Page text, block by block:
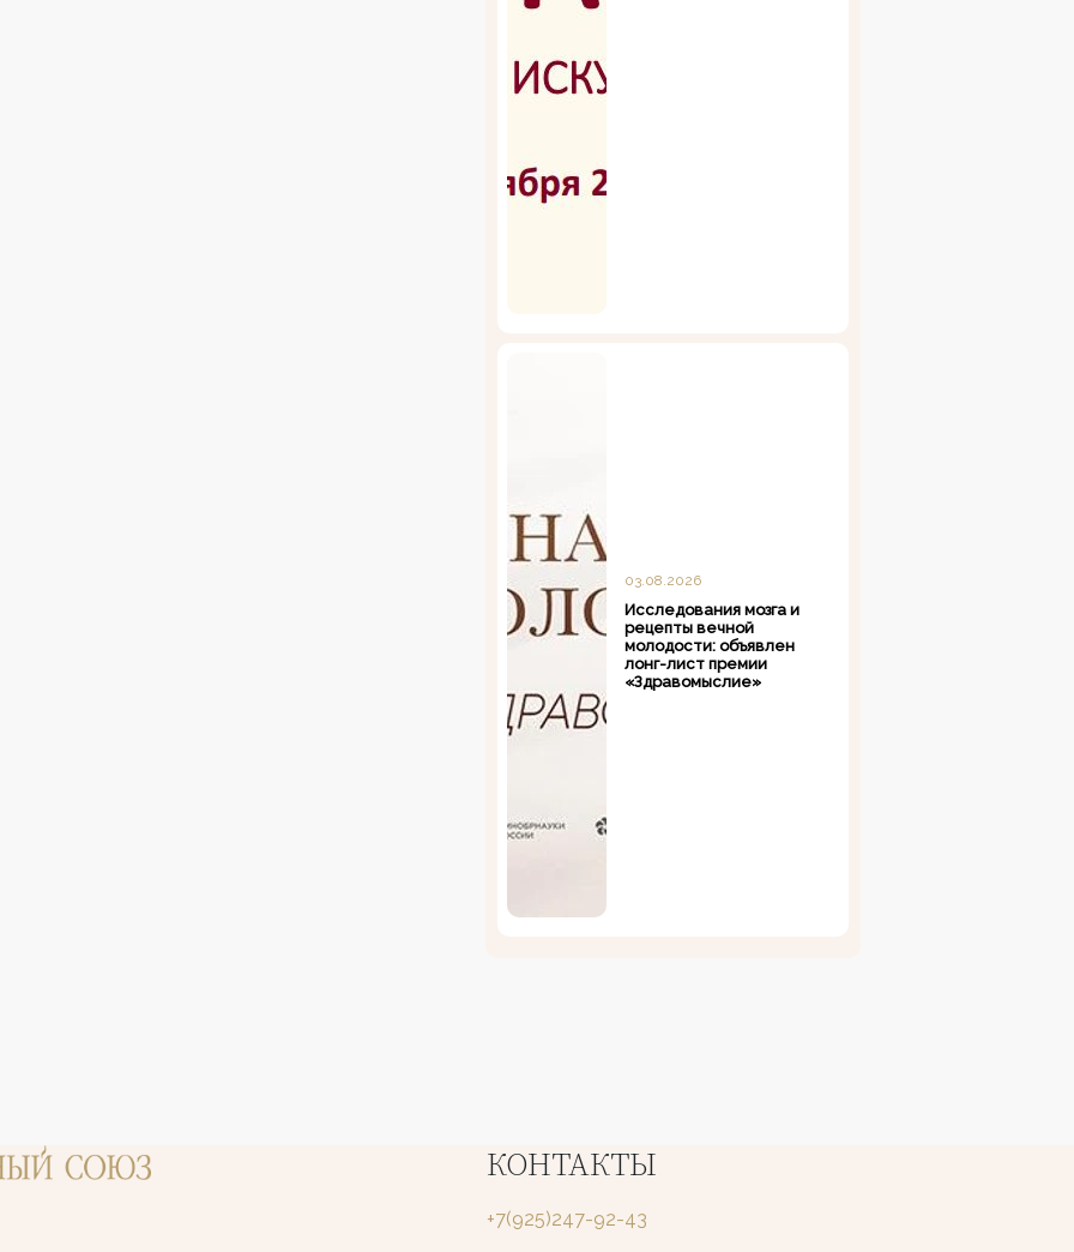
03.08.2026
Исследования мозга и
рецепты вечной
молодости: объявлен
лонг-лист премии
«Здравомыслие»
КОНТАКТЫ
+7(925)247-92-43